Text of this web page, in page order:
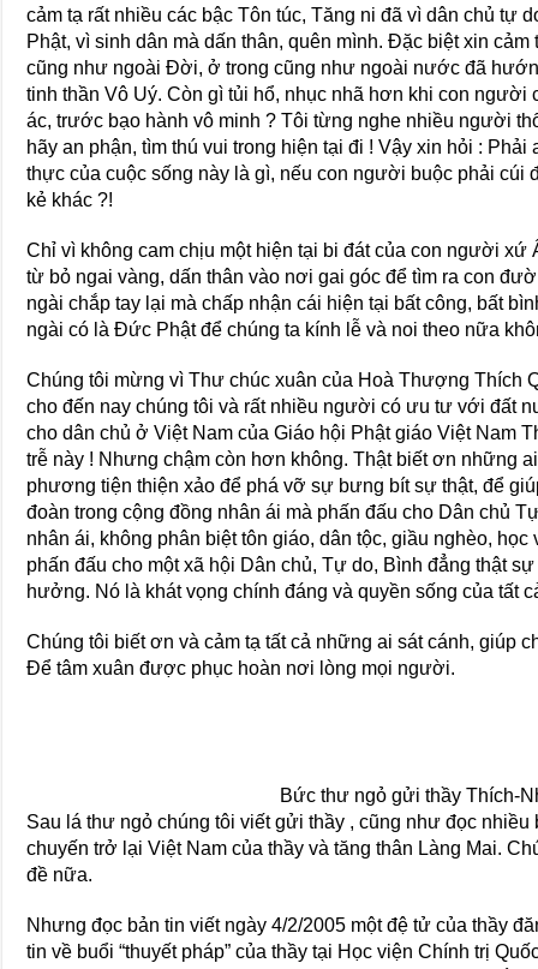
cảm tạ rất nhiều các bậc Tôn túc, Tăng ni đã vì dân chủ tự
Phật, vì sinh dân mà dấn thân, quên mình. Ðặc biệt xin
cũng như ngoài Ðời, ở trong cũng như ngoài nước đã
tinh thần Vô Uý. Còn gì tủi hổ, nhục nhã hơn khi con
ác, trước bạo hành vô minh ? Tôi từng nghe nhiều người
hãy an phận, tìm thú vui trong hiện tại đi ! Vậy xin hỏi :
thực của cuộc sống này là gì, nếu con người buộc phải cúi
kẻ khác ?!
Chỉ vì không cam chịu một hiện tại bi đát của con người
từ bỏ ngai vàng, dấn thân vào nơi gai góc để tìm ra con
ngài chắp tay lại mà chấp nhận cái hiện tại bất công, bất
ngài có là Ðức Phật để chúng ta kính lễ và noi theo nữa
Chúng tôi mừng vì Thư chúc xuân của Hoà Thượng Thích
cho đến nay chúng tôi và rất nhiều người có ưu tư với đất
cho dân chủ ở Việt Nam của Giáo hội Phật giáo Việt Nam
trễ này ! Nhưng chậm còn hơn không. Thật biết ơn những
phương tiện thiện xảo để phá vỡ sự bưng bít sự thật, để
đoàn trong cộng đồng nhân ái mà phấn đấu cho Dân chủ
nhân ái, không phân biệt tôn giáo, dân tộc, giầu nghèo,
phấn đấu cho một xã hội Dân chủ, Tự do, Bình đẳng thật
hưởng. Nó là khát vọng chính đáng và quyền sống của tất
Chúng tôi biết ơn và cảm tạ tất cả những ai sát cánh, giúp
Ðể tâm xuân được phục hoàn nơi lòng mọi người.
Bức thư ngỏ gửi thầy Thích-
Sau lá thư ngỏ chúng tôi viết gửi thầy , cũng như đọc nhiều
chuyến trở lại Việt Nam của thầy và tăng thân Làng Mai.
đề nữa.
Nhưng đọc bản tin viết ngày 4/2/2005 một đệ tử của thầy
tin về buổi “thuyết pháp” của thầy tại Học viện Chính trị